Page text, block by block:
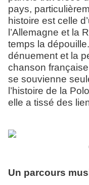
pays,
histoire est celle
l’Allemagne et la
temps la
dénuement et la
chanson
se souvienne
l’histoire de la
elle a tissé des
Un parcours